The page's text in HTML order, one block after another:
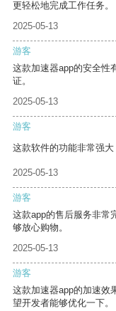
更轻松地完成工作任务。
2025-05-13
游客
这款加速器app的安全性
证。
2025-05-13
游客
这款软件的功能非常强大
2025-05-13
游客
这款app的售后服务非常
够放心购物。
2025-05-13
游客
这款加速器app的加速效
望开发者能够优化一下。